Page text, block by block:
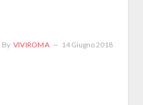
By VIVIROMA 14 Giugno 2018